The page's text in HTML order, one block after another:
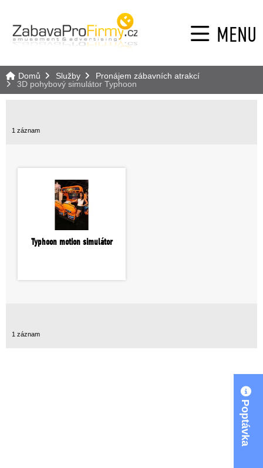
MENU
Domů Služby
Pronájem zábavních atrakcí
3D pohybový simulátor Typhoon
1 záznam
Typhoon motion simulátor
1 záznam
Poptávka